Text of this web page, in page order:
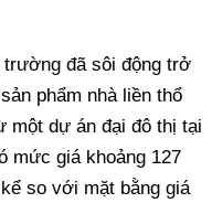
trường đã sôi động trở
phẩm nhà liền thổ
một dự án đại đô thị tại
mức giá khoảng 127
so với mặt bằng giá